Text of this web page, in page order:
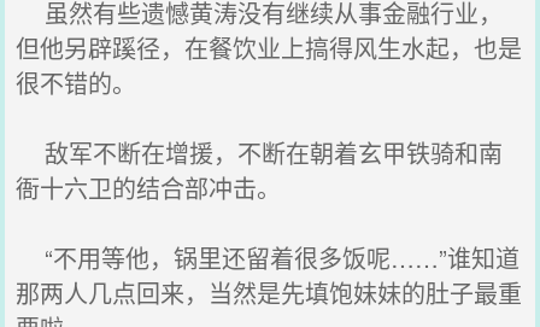
虽然有些遗憾黄涛没有继续从事金融行业，
但他另辟蹊径，在餐饮业上搞得风生水起，也是
很不错的。
敌军不断在增援，不断在朝着玄甲铁骑和南
衙十六卫的结合部冲击。
“不用等他，锅里还留着很多饭呢……”谁知道
那两人几点回来，当然是先填饱妹妹的肚子最重